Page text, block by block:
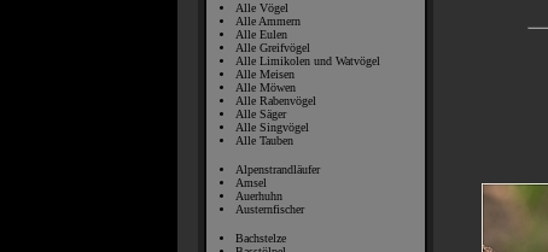
Alle Vögel
Alle Ammern
Alle Eulen
Alle Greifvögel
Alle Limikolen und Watvögel
Alle Meisen
Alle Möwen
Alle Rabenvögel
Alle Säger
Alle Singvögel
Alle Tauben
Alpenstrandläufer
Amsel
Auerhuhn
Austernfischer
Bachstelze